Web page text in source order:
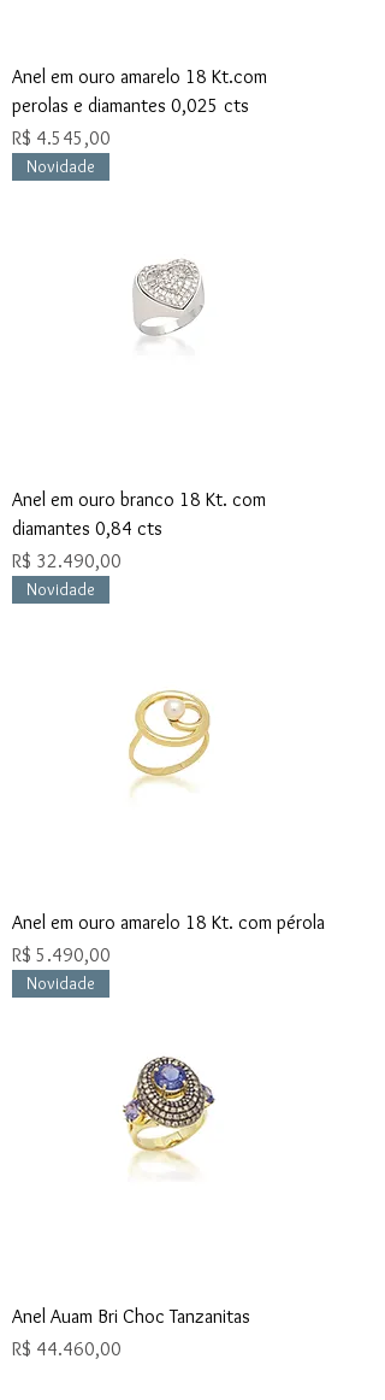
Anel em ouro amarelo 18 Kt.com
perolas e diamantes 0,025 cts
Preço
R$ 4.545,00
Novidade
Anel em ouro branco 18 Kt. com
diamantes 0,84 cts
Preço
R$ 32.490,00
Novidade
Anel em ouro amarelo 18 Kt. com pérola
Preço
R$ 5.490,00
Novidade
Anel Auam Bri Choc Tanzanitas
Preço
R$ 44.460,00